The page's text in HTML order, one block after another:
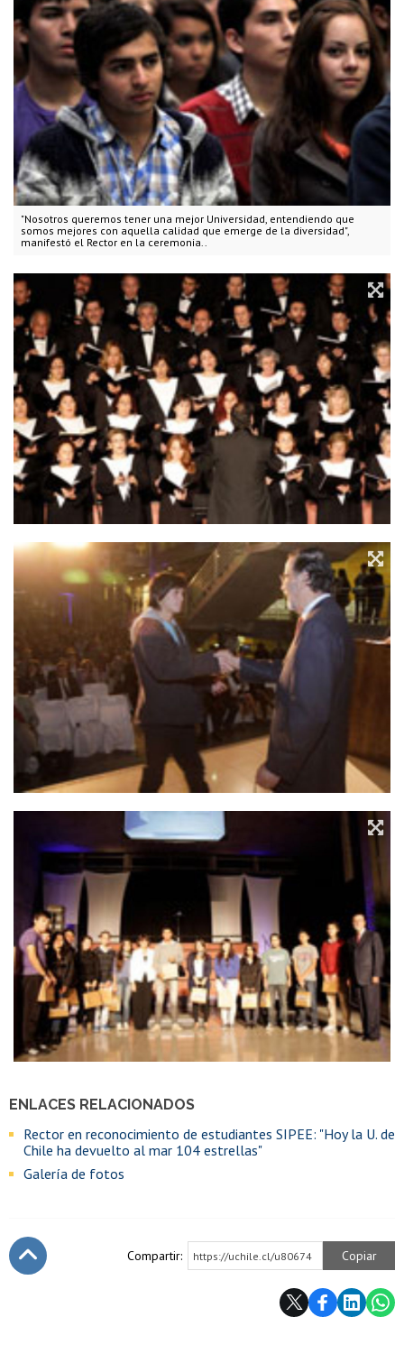
"Nosotros queremos tener una mejor Universidad, entendiendo que
somos mejores con aquella calidad que emerge de la diversidad",
manifestó el Rector en la ceremonia..
ENLACES RELACIONADOS
Rector en reconocimiento de estudiantes SIPEE: "Hoy la U. de
Chile ha devuelto al mar 104 estrellas"
Galería de fotos
Compartir: https://uchile.cl/u80674 Copiar